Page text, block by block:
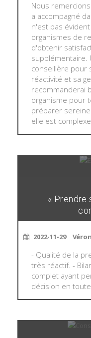
Nous
a accompagné
n'est pas
organismes de
d'obtenir
supplémentaire.
conseillère pour
réactivité et sa
recommanderai
organisme pour
préparer
elle est
« Prendre
2022-11-29
- Qualité de la
très réactif. -
complet ayant
décision en